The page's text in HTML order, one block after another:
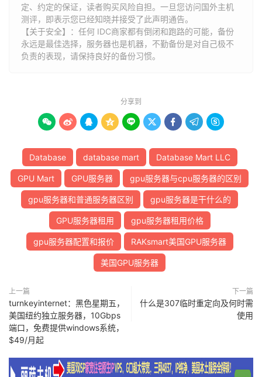
定、约定的保证，读者购买风险自担。一旦您访问国外主机
测评，即表示您已经知晓并接受了此声明通告。
【关于安全】：任何 IDC商家都有倒闭和跑路的可能，备份
永远是最佳选择，服务器也是机器，不勤备份是对自己极不
负责的表现，请保持良好的备份习惯。
分享到
        
Database database mart Database Mart LLC
GPU Mart GPU服务器 gpu服务器与cpu服务器的区别
gpu服务器和普通服务器区别 gpu服务器是干什么的
GPU服务器租用 gpu服务器租用价格
gpu服务器配置和报价 RAKsmart美国GPU服务器
美国GPU服务器
上一篇
turnkeyinternet：黑色星期五，
美国纽约独立服务器，10Gbps
端口，免费提供windows系统，
$49/月起
下一篇
什么是307临时重定向及何时需
使用